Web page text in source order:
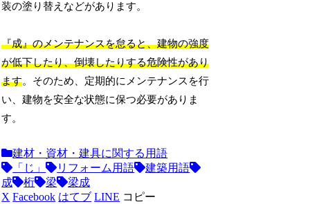
装の塗り替えなどがあります。
『成』のメンテナンスを怠ると、建物の強度
が低下したり、倒壊したりする危険性があり
ます。そのため、定期的にメンテナンスを行
い、建物を安全な状態に保つ必要がありま
す。
建材・資材・建具に関する用語
「じ」
リフォーム用語
建築用語
成
桁 梁
梁成
X Facebook はてブ LINE コピー